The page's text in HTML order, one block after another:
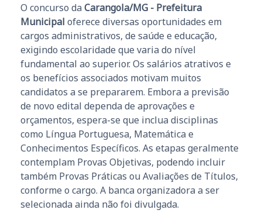
O concurso da Carangola/MG - Prefeitura
Municipal oferece diversas oportunidades em
cargos administrativos, de saúde e educação,
exigindo escolaridade que varia do nível
fundamental ao superior. Os salários atrativos e
os benefícios associados motivam muitos
candidatos a se prepararem. Embora a previsão
de novo edital dependa de aprovações e
orçamentos, espera-se que inclua disciplinas
como Língua Portuguesa, Matemática e
Conhecimentos Específicos. As etapas geralmente
contemplam Provas Objetivas, podendo incluir
também Provas Práticas ou Avaliações de Títulos,
conforme o cargo. A banca organizadora a ser
selecionada ainda não foi divulgada.